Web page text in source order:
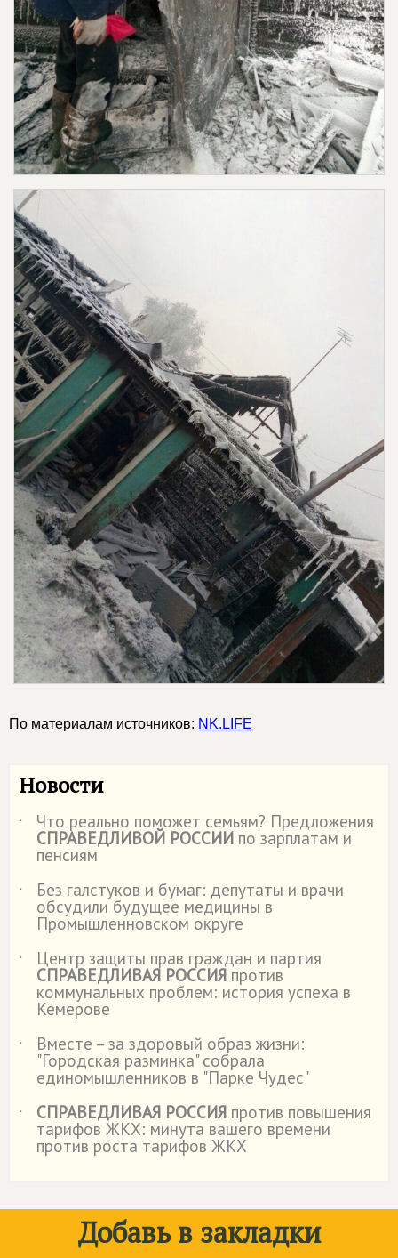
По материалам источников: NK.LIFE
Новости
˙ Что реально поможет семьям? Предложения
СПРАВЕДЛИВОЙ РОССИИ по зарплатам и
пенсиям
˙
Без галстуков и бумаг: депутаты и врачи
обсудили будущее медицины в
Промышленновском округе
˙
Центр защиты прав граждан и партия
СПРАВЕДЛИВАЯ РОССИЯ против
коммунальных проблем: история успеха в
Кемерове
˙
Вместе – за здоровый образ жизни:
"Городская разминка" собрала
единомышленников в "Парке Чудес"
˙
СПРАВЕДЛИВАЯ РОССИЯ против повышения
тарифов ЖКХ: минута вашего времени
против роста тарифов ЖКХ
Добавь в закладки